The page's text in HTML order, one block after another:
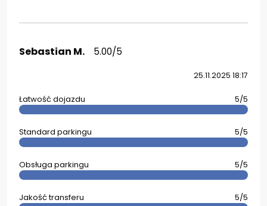
Sebastian M. 5.00/5
25.11.2025 18:17
Łatwość dojazdu 5/5
Standard parkingu 5/5
Obsługa parkingu 5/5
Jakość transferu 5/5